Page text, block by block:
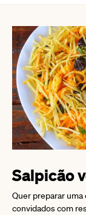
Salpicão
Quer preparar uma
convidados com